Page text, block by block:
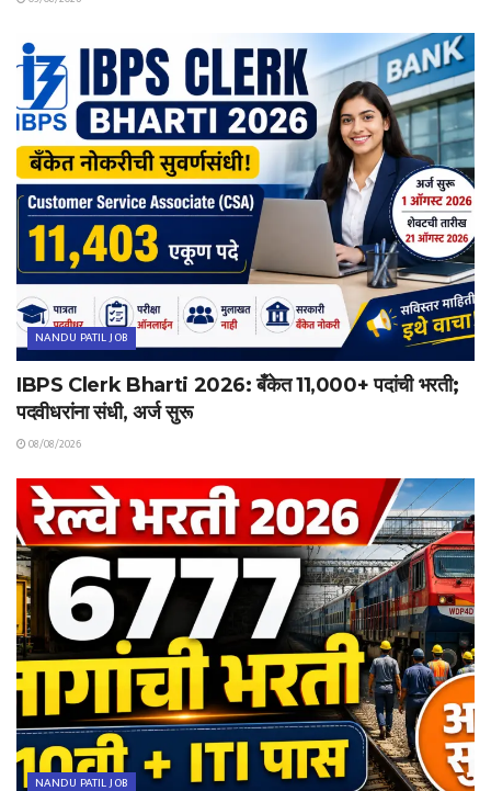
NANDU PATIL JOB
IBPS Clerk Bharti 2026: बँकेत 11,000+ पदांची भरती;
पदवीधरांना संधी, अर्ज सुरू
08/08/2026
NANDU PATIL JOB